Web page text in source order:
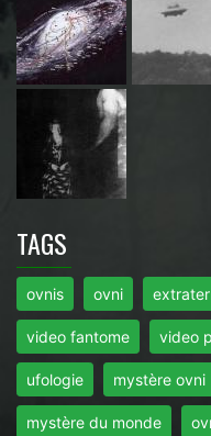
TAGS
ovnis ovni
video fantome video
ufologie mystère ovni
mystère du monde